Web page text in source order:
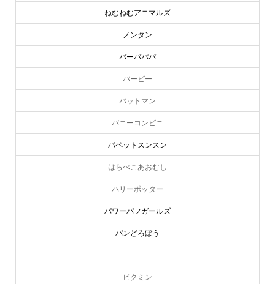
ねむねむアニマルズ
ノンタン
バーバパパ
バービー
バットマン
バニーコンビニ
パペットスンスン
はらぺこあおむし
ハリーポッター
パワーパフガールズ
パンどろぼう
ピクミン